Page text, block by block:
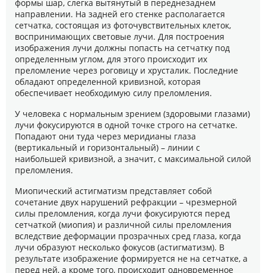
формы шар, слегка вытянутый в переднезаднем
направлении. На задней его стенке располагается
сетчатка, состоящая из фоточувствительных клеток,
воспринимающих световые лучи. Для построения
изображения лучи должны попасть на сетчатку под
определенным углом, для этого происходит их
преломление через роговицу и хрусталик. Последние
обладают определенной кривизной, которая
обеспечивает необходимую силу преломления.
У человека с нормальным зрением (здоровыми глазами)
лучи фокусируются в одной точке строго на сетчатке.
Попадают они туда через меридианы глаза
(вертикальный и горизонтальный) – линии с
наибольшей кривизной, а значит, с максимальной силой
преломления.
Миопический астигматизм представляет собой
сочетание двух нарушений рефракции – чрезмерной
силы преломления, когда лучи фокусируются перед
сетчаткой (миопия) и различной силы преломления
вследствие деформации прозрачных сред глаза, когда
лучи образуют несколько фокусов (астигматизм). В
результате изображение формируется не на сетчатке, а
перед ней, а кроме того, происходит одновременное